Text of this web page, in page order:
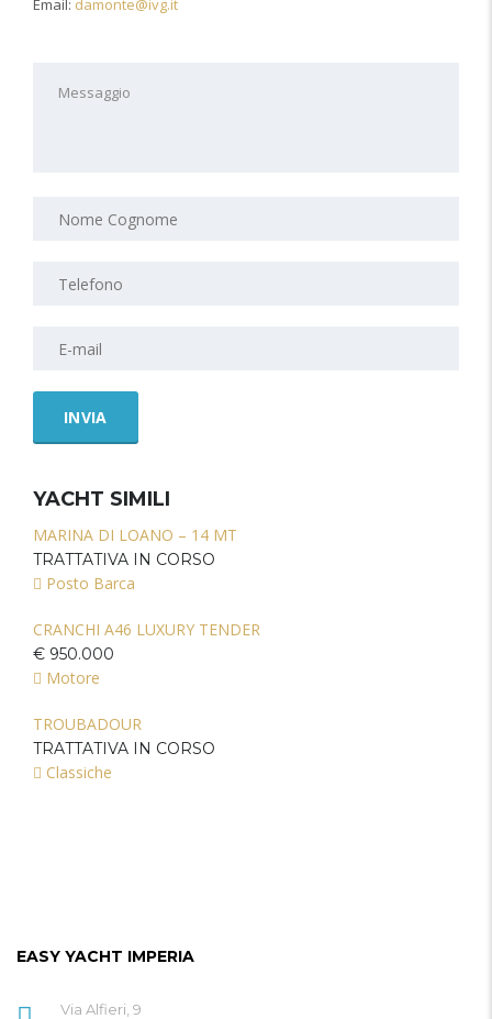
Email: damonte@ivg.it
YACHT SIMILI
MARINA DI LOANO – 14 MT
TRATTATIVA IN CORSO
Posto Barca
CRANCHI A46 LUXURY TENDER
€ 950.000
Motore
TROUBADOUR
TRATTATIVA IN CORSO
Classiche
EASY YACHT IMPERIA
Via Alfieri, 9